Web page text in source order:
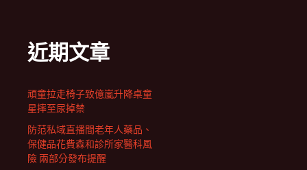
近期文章
頑童拉走椅子致億嵐升降桌童
星摔至尿掉禁
防范私域直播間老年人藥品、
保健品花費森和診所家醫科風
險 兩部分發布提醒